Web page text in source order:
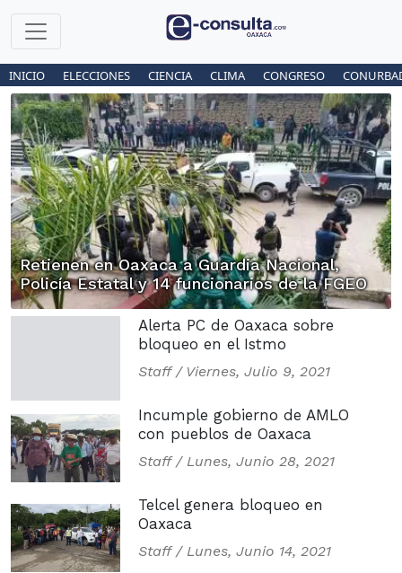
INICIO ELECCIONES CIENCIA CLIMA CONGRESO
Retienen en Oaxaca a Guardia Nacional,
Policía Estatal y 14 funcionarios de la FGEO
Alerta PC de Oaxaca sobre
bloqueo en el Istmo
Staff / Viernes, Julio 9, 2021
Incumple gobierno de AMLO
con pueblos de Oaxaca
Staff / Lunes, Junio 28, 2021
Telcel genera bloqueo en
Oaxaca
Staff / Lunes, Junio 14, 2021